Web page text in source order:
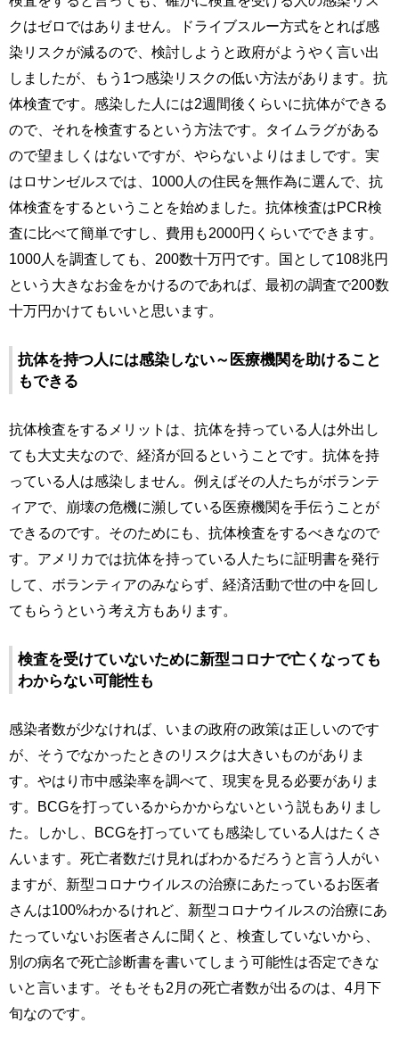
クはゼロではありません。ドライブスルー方式をとれば感
染リスクが減るので、検討しようと政府がようやく言い出
しましたが、もう1つ感染リスクの低い方法があります。抗
体検査です。感染した人には2週間後くらいに抗体ができる
ので、それを検査するという方法です。タイムラグがある
ので望ましくはないですが、やらないよりはましです。実
はロサンゼルスでは、1000人の住民を無作為に選んで、抗
体検査をするということを始めました。抗体検査はPCR検
査に比べて簡単ですし、費用も2000円くらいでできます。
1000人を調査しても、200数十万円です。国として108兆円
という大きなお金をかけるのであれば、最初の調査で200数
十万円かけてもいいと思います。
抗体を持つ人には感染しない～医療機関を助けること
もできる
抗体検査をするメリットは、抗体を持っている人は外出し
ても大丈夫なので、経済が回るということです。抗体を持
っている人は感染しません。例えばその人たちがボランテ
ィアで、崩壊の危機に瀕している医療機関を手伝うことが
できるのです。そのためにも、抗体検査をするべきなので
す。アメリカでは抗体を持っている人たちに証明書を発行
して、ボランティアのみならず、経済活動で世の中を回し
てもらうという考え方もあります。
検査を受けていないために新型コロナで亡くなっても
わからない可能性も
感染者数が少なければ、いまの政府の政策は正しいのです
が、そうでなかったときのリスクは大きいものがありま
す。やはり市中感染率を調べて、現実を見る必要がありま
す。BCGを打っているからかからないという説もありまし
た。しかし、BCGを打っていても感染している人はたくさ
んいます。死亡者数だけ見ればわかるだろうと言う人がい
ますが、新型コロナウイルスの治療にあたっているお医者
さんは100%わかるけれど、新型コロナウイルスの治療にあ
たっていないお医者さんに聞くと、検査していないから、
別の病名で死亡診断書を書いてしまう可能性は否定できな
いと言います。そもそも2月の死亡者数が出るのは、4月下
旬なのです。